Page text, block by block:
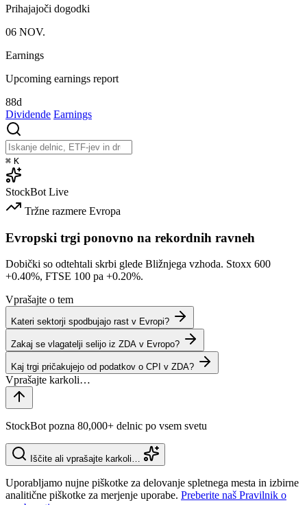
Prihajajoči dogodki
06 NOV.
Earnings
Upcoming earnings report
88d
Dividende Earnings
⌘ K
StockBot Live
Tržne razmere Evropa
Evropski trgi ponovno na rekordnih ravneh
Dobički so odtehtali skrbi glede Bližnjega vzhoda. Stoxx 600
+0.40%, FTSE 100 pa +0.20%.
Vprašajte o tem
Kateri sektorji spodbujajo rast v Evropi?
Zakaj se vlagatelji selijo iz ZDA v Evropo?
Kaj trgi pričakujejo od podatkov o CPI v ZDA?
StockBot pozna 80,000+ delnic po vsem svetu
Iščite ali vprašajte karkoli…
Uporabljamo nujne piškotke za delovanje spletnega mesta in izbirne
analitične piškotke za merjenje uporabe. Preberite naš Pravilnik o